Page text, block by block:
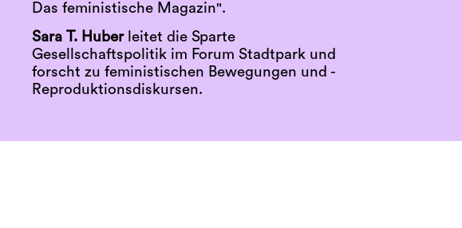
Das feministische Magazin".
Sara T. Huberleitet die Sparte
Gesellschaftspolitik im Forum Stadtpark und
forscht zu feministischen Bewegungen und -
Reproduktionsdiskursen.